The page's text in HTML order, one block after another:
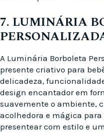
7. LUMINÁRIA
A Luminária Borboleta
presente criativo para
delicadeza,
design encantador em
suavemente o ambiente,
acolhedora e mágica para
presentear com estilo e